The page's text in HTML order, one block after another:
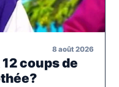
8 août 2026
coups de